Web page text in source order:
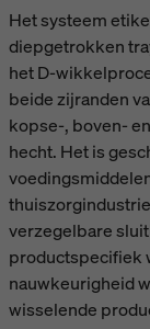
Het systeem
diepgetrokken
het D-
beide zijranden
kopse-, boven-
hecht. Het is
verzegelbare
productspecifiek
nauwkeurigheid
wisselende